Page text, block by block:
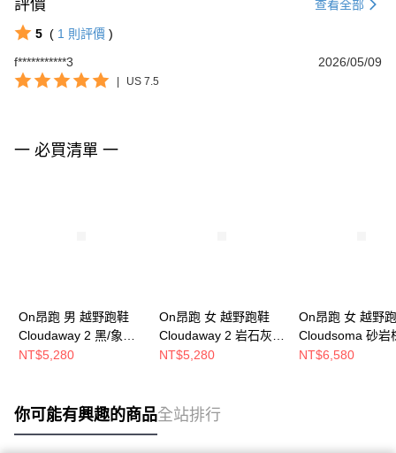
評價 查看全部
5 ( 1 則評價 )
f***********3
2026/05/09
US 7.5
一 必買清單 一
On昂跑 男 越野跑鞋
Cloudaway 2 黑/象牙
白
NT$5,280
On昂跑 女 越野跑鞋
Cloudaway 2 岩石灰/
象牙白
NT$5,280
On昂跑 女 越野
Cloudsoma 砂岩
NT$6,580
你可能有興趣的商品全站排行